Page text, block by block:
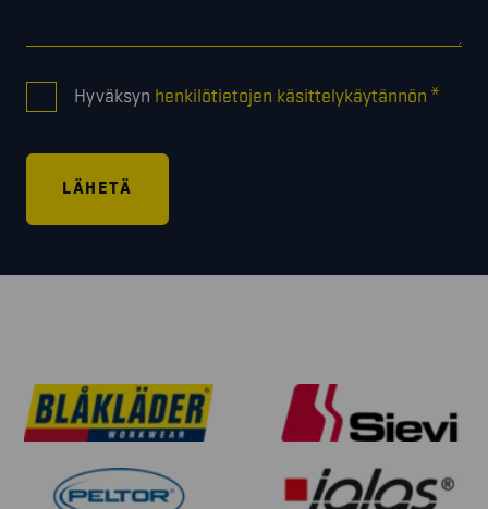
Hyväksyn henkilötietojen käsittelykäytännön *